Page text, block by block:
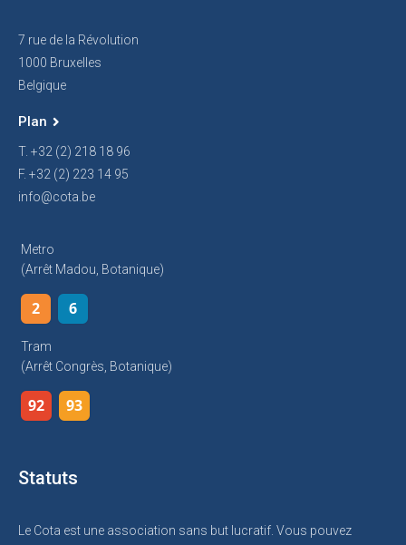
7 rue de la Révolution
1000 Bruxelles
Belgique
Plan
T. +32 (2) 218 18 96
F. +32 (2) 223 14 95
info@cota.be
Metro
(arrêt Madou, Botanique)
2 6
Tram
(arrêt Congrès, Botanique)
92 93
Statuts
Le Cota est une association sans but lucratif. Vous pouvez